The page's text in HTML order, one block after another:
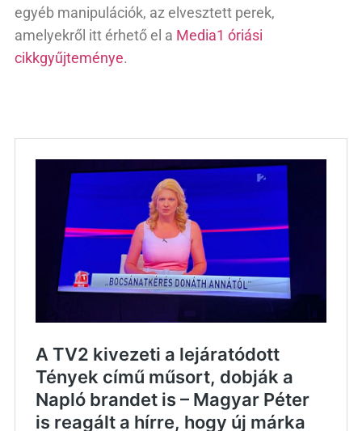
egyéb manipulációk, az elvesztett perek,
amelyekről itt érhető el a Media1 óriási
cikkgyűjteménye.